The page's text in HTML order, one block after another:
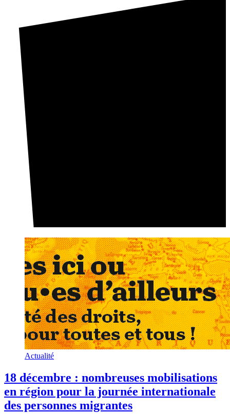
Actualité
18 décembre : nombreuses mobilisations
en région pour la journée internationale
des personnes migrantes